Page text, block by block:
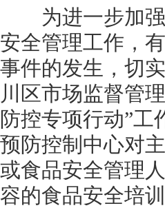
为进一步加强
安全管理工作，
事件的发生，切
川区市场监督管
防控专项行动”工
预防控制中心对
或食品安全管理
容的食品安全培训